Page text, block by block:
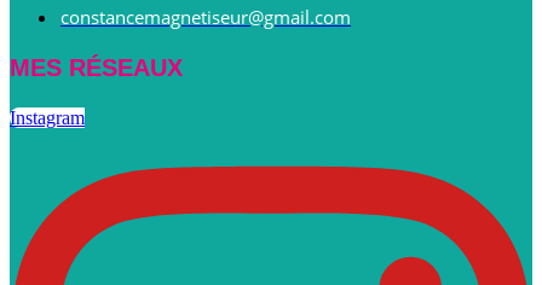
constancemagnetiseur@gmail.com
MES RÉSEAUX
Instagram